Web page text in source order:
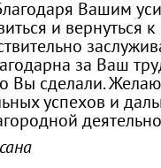
Вашим
и вернуться
за Ваш
Вы сделали.
успехов и